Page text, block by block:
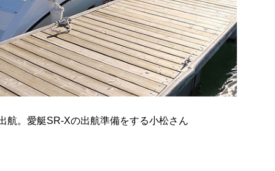
航。愛艇SR-Xの出航準備をする小松さん